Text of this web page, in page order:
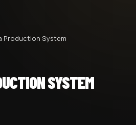
Production System
SYSTEM